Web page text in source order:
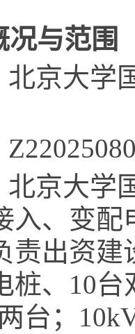
况与范围
北京大学
北京大学
入、变
责出资
桩、10
台；